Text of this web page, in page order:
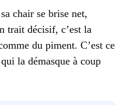
chair se brise net,
trait décisif, c’est la
du piment. C’est ce
la démasque à coup